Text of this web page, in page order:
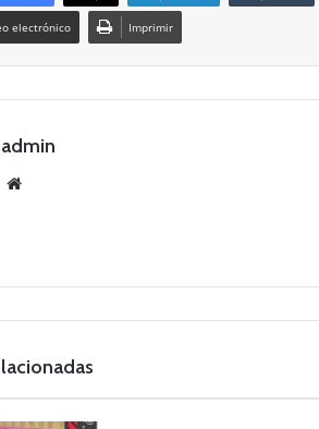
electrónico Imprimir
admin